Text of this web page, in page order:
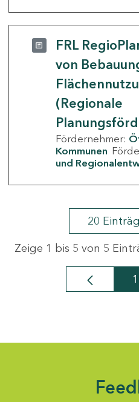
FRL
von
(Regionale
Fördernehmer:
Kommunen
und
20
Zeige 1 bis 5 von 5
1